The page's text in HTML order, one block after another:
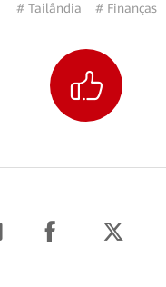
# Tailândia # Finanças